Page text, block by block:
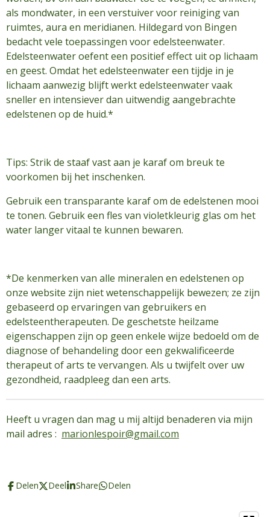
als mondwater, in een verstuiver voor reiniging van
ruimtes, aura en meridianen. Hildegard von Bingen
bedacht vele toepassingen voor edelsteenwater.
Edelsteenwater oefent een positief effect uit op lichaam
en geest. Omdat het edelsteenwater een tijdje in je
lichaam aanwezig blijft werkt edelsteenwater vaak
sneller en intensiever dan uitwendig aangebrachte
edelstenen op de huid.*
Tips: Strik de staaf vast aan je karaf om breuk te
voorkomen bij het inschenken.
Gebruik een transparante karaf om de edelstenen mooi
te tonen. Gebruik een fles van violetkleurig glas om het
water langer vitaal te kunnen bewaren.
*De kenmerken van alle mineralen en edelstenen op
onze website zijn niet wetenschappelijk bewezen; ze zijn
gebaseerd op ervaringen van gebruikers en
edelsteentherapeuten. De geschetste heilzame
eigenschappen zijn op geen enkele wijze bedoeld om de
diagnose of behandeling door een gekwalificeerde
therapeut of arts te vervangen. Als u twijfelt over uw
gezondheid, raadpleeg dan een arts.
Heeft u vragen dan mag u mij altijd benaderen via mijn
mail adres : marionlespoir@gmail.com
Delen Deel Share Delen